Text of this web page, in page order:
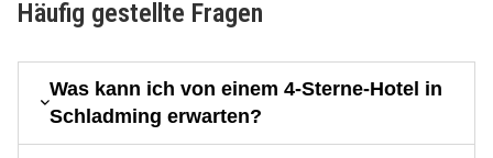
Häufig gestellte Fragen
Was kann ich von einem 4-Sterne-Hotel in
Schladming erwarten?